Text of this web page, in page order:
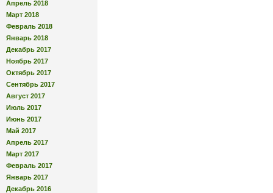
Апрель 2018
Март 2018
Февраль 2018
Январь 2018
Декабрь 2017
Ноябрь 2017
Октябрь 2017
Сентябрь 2017
Август 2017
Июль 2017
Июнь 2017
Май 2017
Апрель 2017
Март 2017
Февраль 2017
Январь 2017
Декабрь 2016